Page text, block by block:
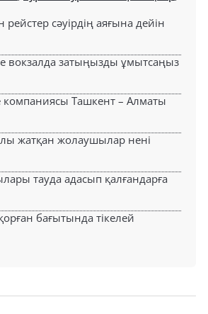
сәуірдің аяғына дейін
вокзалда затыңызды ұмытсаңыз
компаниясы Ташкент – Алматы
жатқан жолаушылар нені
тауда адасып қалғандарға
бағытында тікелей